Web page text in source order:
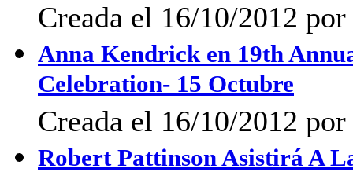
Creada el 16/10/2012
Anna Kendrick en 19th
Celebration- 15 Octubre
Creada el 16/10/2012
Robert Pattinson Asistirá A